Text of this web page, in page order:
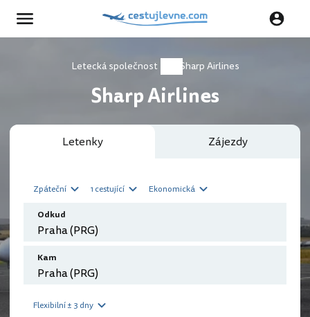
Letecká společnost Sharp Airlines
Sharp Airlines
Letenky Zájezdy
Zpáteční 1 cestující Ekonomická
Odkud
Kam
Flexibilní ± 3 dny